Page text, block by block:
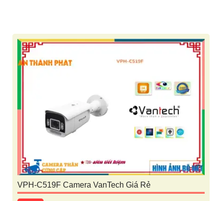
VPH-C519F Camera VanTech Giá Rẻ